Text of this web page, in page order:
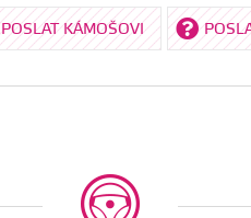
POSLAT KÁMOŠOVI